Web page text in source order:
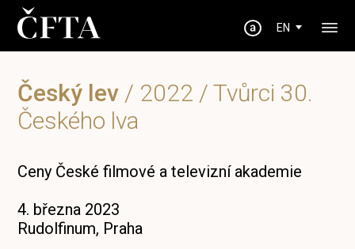
EN
Český lev / 2022 / Tvůrci 30.
Českého lva
Ceny České filmové a televizní akademie
4. března 2023
Rudolfinum, Praha